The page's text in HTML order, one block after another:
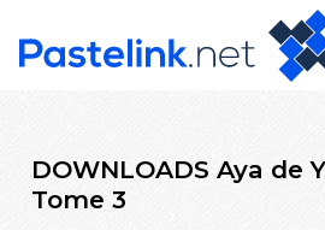
DOWNLOADS Aya de
Tome 3